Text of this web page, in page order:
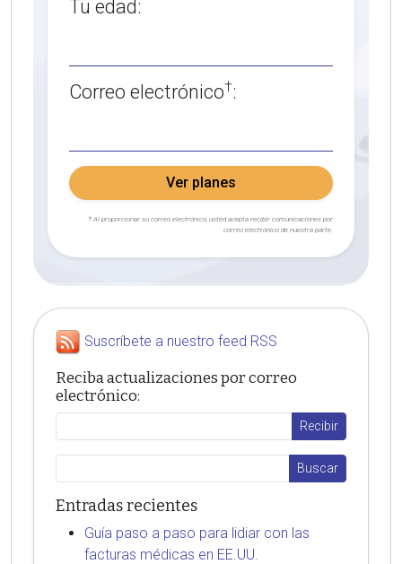
Tu edad:
Correo electrónico†:
Ver planes
† Al proporcionar su correo electrónico, usted acepta recibir comunicaciones por
correo electrónico de nuestra parte.
Suscríbete a nuestro feed RSS
Reciba actualizaciones por correo
electrónico:
Entradas recientes
Guía paso a paso para lidiar con las
facturas médicas en EE.UU.